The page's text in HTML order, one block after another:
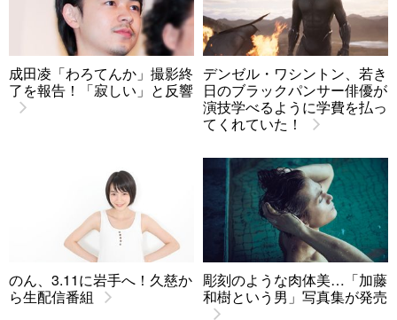
成田凌「わろてんか」撮影終
了を報告！「寂しい」と反響
デンゼル・ワシントン、若き
日のブラックパンサー俳優が
演技学べるように学費を払っ
てくれていた！
のん、3.11に岩手へ！久慈か
ら生配信番組
彫刻のような肉体美…「加藤
和樹という男」写真集が発売